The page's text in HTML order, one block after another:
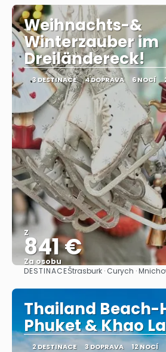
Weihnachts-&
Winterzauber im
Dreiländereck!
3 DESTINACE 4 DOPRAVA 6 NOCÍ
Z841 €
Za osobu
Zobrazit
DESTINACEŠtrasburk · Curych ·
Thailand Beach-
Phuket & Khao
2 DESTINACE 3 DOPRAVA 12 NOCÍ